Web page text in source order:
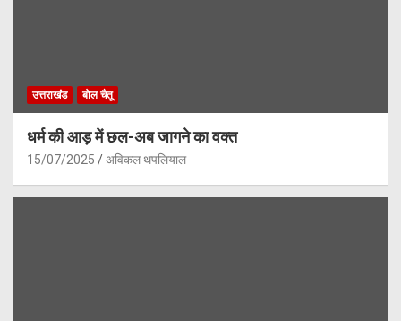
उत्तराखंड बोल चैतू
धर्म की आड़ में छल-अब जागने का वक्त
15/07/2025 अविकल थपलियाल